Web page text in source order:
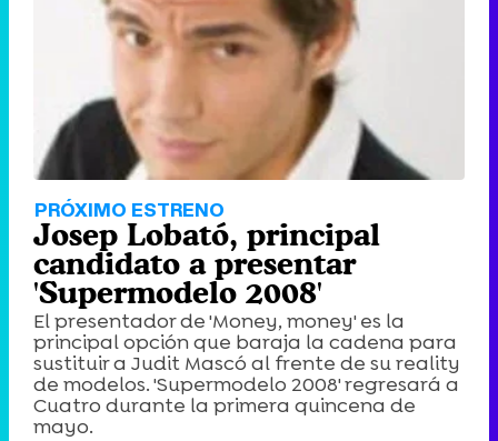
PRÓXIMO ESTRENO
Josep Lobató, principal
candidato a presentar
'Supermodelo 2008'
El presentador de 'Money, money' es la
principal opción que baraja la cadena para
sustituir a Judit Mascó al frente de su reality
de modelos. 'Supermodelo 2008' regresará a
Cuatro durante la primera quincena de
mayo.